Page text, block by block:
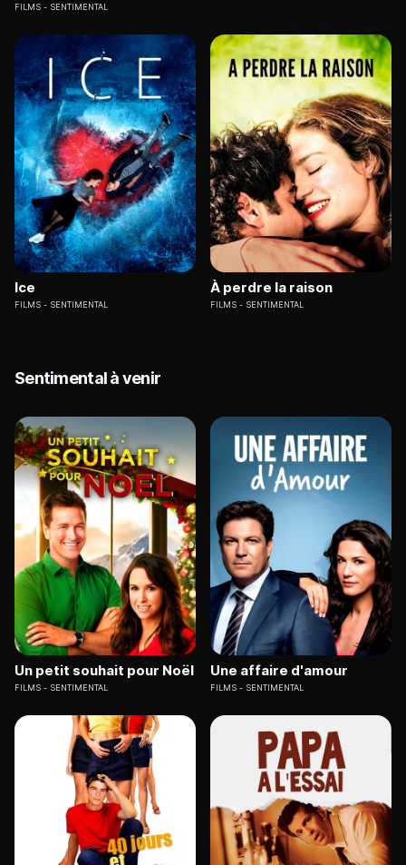
FILMS SENTIMENTAL
Ice
FILMS SENTIMENTAL
À perdre la raison
FILMS SENTIMENTAL
Sentimental à venir
Un petit souhait pour Noël
FILMS SENTIMENTAL
Une affaire d'amour
FILMS SENTIMENTAL